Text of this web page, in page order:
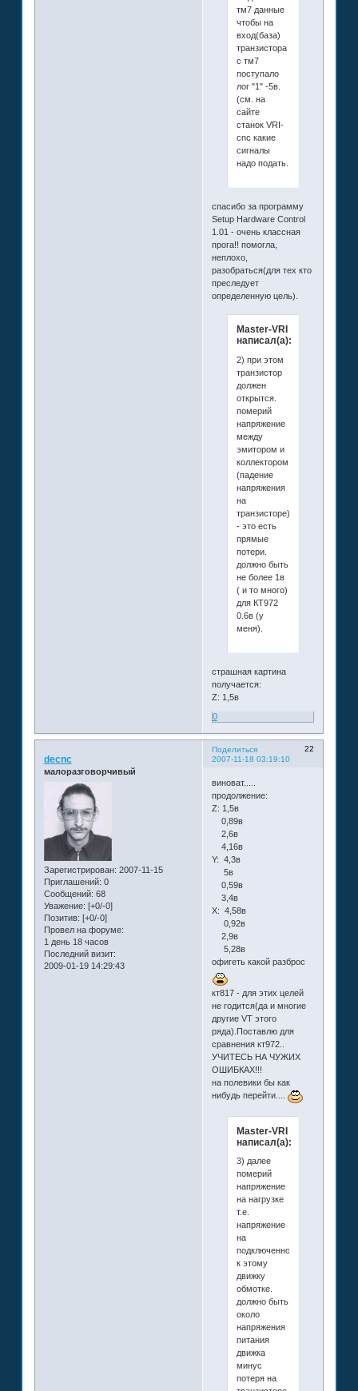
тм7 данные
чтобы на
вход(база)
транзистора
с тм7
поступало
лог "1" -5в.
(см. на
сайте
станок VRI-
cnc какие
сигналы
надо подать.
спасибо за программу
Setup Hardware Control
1.01 - очень классная
прога!! помогла,
неплохо,
разобраться(для тех кто
преследует
определенную цель).
Master-VRI
написал(а):
2) при этом
транзистор
должен
открытся.
померий
напряжение
между
эмитором и
коллектором
(падение
напряжения
на
транзисторе)
- это есть
прямые
потери.
должно быть
не более 1в
( и то много)
для КТ972
0.6в (у
меня).
страшная картина
получается:
Z: 1,5в
0
Поделиться
22
2007-11-18 03:19:10
decnc
малоразговорчивый
Зарегистрирован: 2007-11-15
Приглашений: 0
Сообщений: 68
Уважение: [+0/-0]
Позитив: [+0/-0]
Провел на форуме:
1 день 18 часов
Последний визит:
2009-01-19 14:29:43
виноват.....
продолжение:
Z: 1,5в
0,89в
2,6в
4,16в
Y: 4,3в
5в
0,59в
3,4в
X: 4,58в
0,92в
2,9в
5,28в
офигеть какой разброс
кт817 - для этих целей
не годится(да и многие
другие VT этого
ряда).Поставлю для
сравнения кт972..
УЧИТЕСЬ НА ЧУЖИХ
ОШИБКАХ!!!
на полевики бы как
нибудь перейти....
Master-VRI
написал(а):
3) далее
померий
напряжение
на нагрузке
т.е.
напряжение
на
подключенной
к этому
движку
обмотке.
должно быть
около
напряжения
питания
движка
минус
потеря на